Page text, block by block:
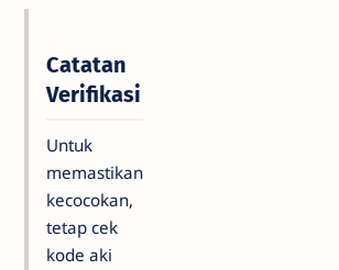
Catatan
Verifikasi
Untuk
memastikan
kecocokan,
tetap cek
kode aki